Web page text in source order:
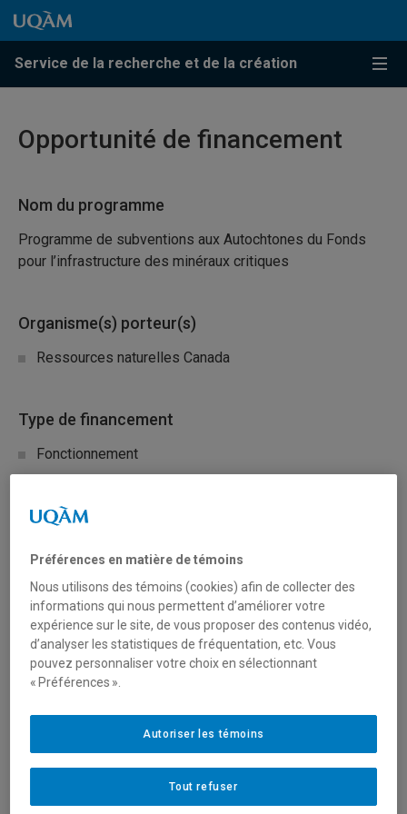
Passer au contenu
Accéder au menu principal
Accéder à la recherche
Passer au contenu
Accéder au menu principal
Service de la recherche et de la création
Menu
Opportunité de financement
Nom du programme
Programme de subventions aux Autochtones du Fonds
pour l’infrastructure des minéraux critiques
Organisme(s) porteur(s)
Ressources naturelles Canada
Type de financement
Fonctionnement
Secteur(s)
Sciences naturelles et mathématiques
Description du programme
Le Fonds pour l’infrastructure des minéraux critiques
(FIMC) appuie le développement et le déploiement
d’infrastructures d’énergie propre et de transport qui
permettront le développement et l’expansion de projets
de minéraux critiques au Canada. La mobilisation des
Autochtones est un élément crucial de ce développement
de l’infrastructure et de l’exploitation minière, d’autant plus
Préférences en matière de témoins
Nous utilisons des témoins (cookies) afin de collecter des
informations qui nous permettent d’améliorer votre
expérience sur le site, de vous proposer des contenus vidéo,
d’analyser les statistiques de fréquentation, etc. Vous
pouvez personnaliser votre choix en sélectionnant
« Préférences ».
Tout refuser
Autoriser les témoins